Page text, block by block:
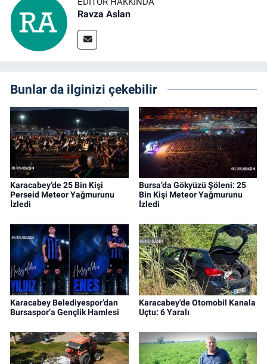
Ravza Aslan
Bunlar da ilginizi çekebilir
Karacabey’de 25 Bin Kişi
Perseid Meteor Yağmurunu
İzledi
Bursa’da Gökyüzü Şöleni: 25
Bin Kişi Meteor Yağmurunu
İzledi
Karacabey Belediyespor’dan
Bursaspor’a Gençlik Hamlesi
Karacabey'de Otomobil Kanala
Uçtu: 6 Yaralı